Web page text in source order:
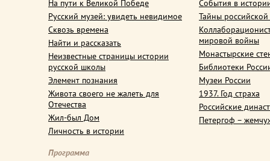
На пути к Великой Победе
Русский музей: увидеть невидимое
Сквозь времена
Найти и рассказать
Неизвестные страницы истории
русской школы
Элемент познания
Живота своего не жалеть для
Отечества
Жил-был Дом
Личность в истории
События в
Тайны
мировой войны
Монастырские
Библиотеки
Музеи России
1937. Год страха
Российские
Петергоф –
Программа